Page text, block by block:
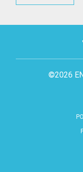
©2026